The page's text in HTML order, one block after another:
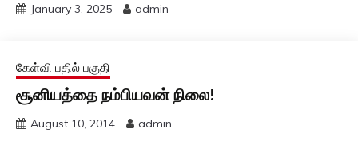
January 3, 2025 admin
கேள்வி பதில் பகுதி
சூனியத்தை நம்பியவன் நிலை!
August 10, 2014 admin